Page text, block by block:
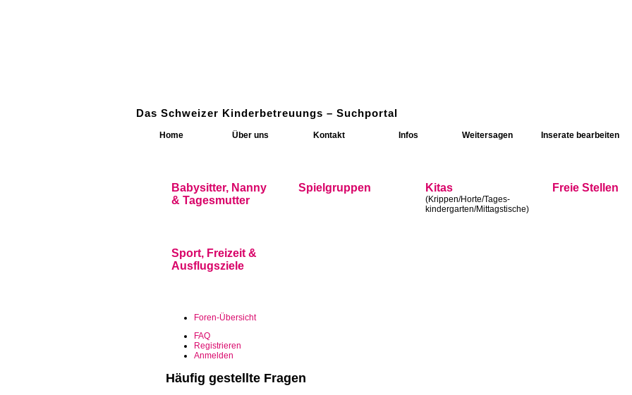
Das Schweizer Kinderbetreuungs – Suchportal
Home Über uns Kontakt Infos Weitersagen Inserate bearbeiten
Babysitter, Nanny
& Tagesmutter
Spielgruppen Kitas
(Krippen/Horte/Tages-
kindergarten/Mittagstische)
Freie Stellen
Sport, Freizeit &
Ausflugsziele
Foren-Übersicht
FAQ
Registrieren
Anmelden
Häufig gestellte Fragen